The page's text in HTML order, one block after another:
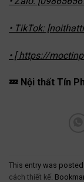
• TikTok:
• [ https://
💤 Nội thất Tín
This entry was posted
cách thiết kế .